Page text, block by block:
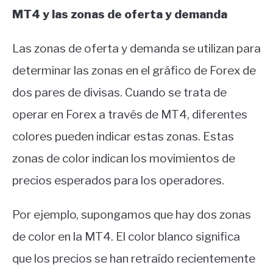
MT4 y las zonas de oferta y demanda
Las zonas de oferta y demanda se utilizan para
determinar las zonas en el gráfico de Forex de
dos pares de divisas. Cuando se trata de
operar en Forex a través de MT4, diferentes
colores pueden indicar estas zonas. Estas
zonas de color indican los movimientos de
precios esperados para los operadores.
Por ejemplo, supongamos que hay dos zonas
de color en la MT4. El color blanco significa
que los precios se han retraído recientemente